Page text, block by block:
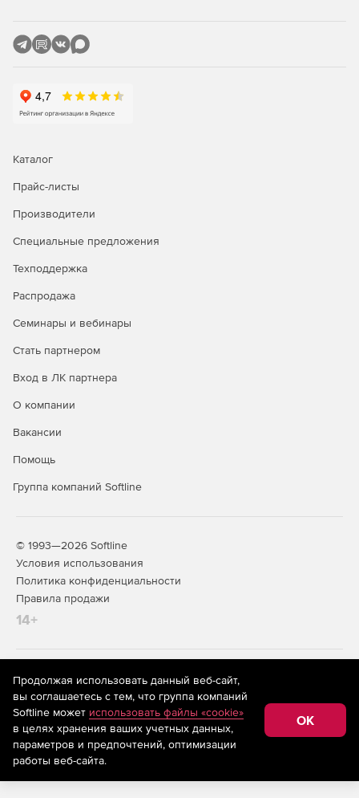
Каталог
Прайс-листы
Производители
Специальные предложения
Техподдержка
Распродажа
Семинары и вебинары
Стать партнером
Вход в ЛК партнера
О компании
Вакансии
Помощь
Группа компаний Softline
© 1993—2026 Softline
Условия использования
Политика конфиденциальности
Правила продажи
14+
На информационном ресурсе store.softline.ru применяются
рекомендательные технологии
(информационные технологии
предоставления информации на основе сбора,
систематизации и анализа сведений, относящихся к
предпочтениям пользователей сети «Интернет»,
находящихся на территории Российской Федерации)
Продолжая использовать данный веб-сайт,
вы соглашаетесь с тем, что группа компаний
Softline может использовать файлы «cookie»
в целях хранения ваших учетных данных,
параметров и предпочтений, оптимизации
работы веб-сайта.
OK